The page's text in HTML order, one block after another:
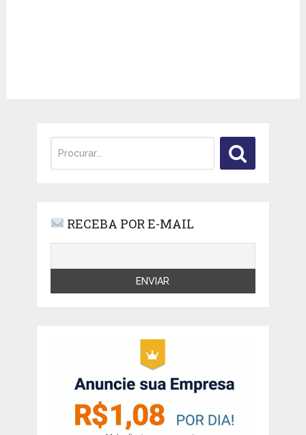
RECEBA POR E-MAIL